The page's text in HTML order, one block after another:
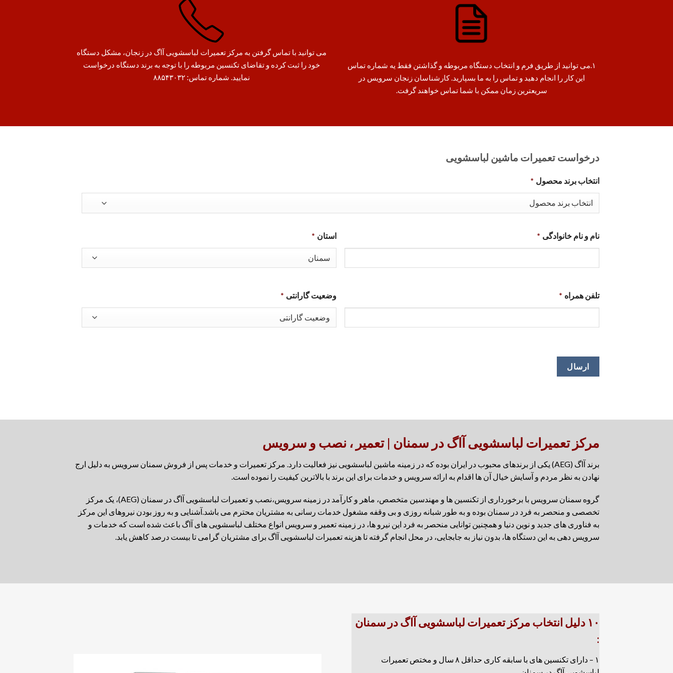
۱.می توانید از طریق فرم و انتخاب دستگاه مربوطه و گذاشتن فقط یه شماره تماس
این کار را انجام دهید و تماس را به ما بسپارید. کارشناسان زنجان سرویس در
سریعترین زمان ممکن با شما تماس خواهند گرفت.
می توانید با تماس گرفتن به مرکز تعمیرات لباسشویی آاگ در زنجان، مشکل دستگاه
خود را ثبت کرده و تقاضای تکنسین مربوطه را با توجه به برند دستگاه درخواست
نمایید. شماره تماس: ۸۸۵۴۳۰۳۲
درخواست تعمیرات ماشین لباسشویی
انتخاب برند محصول *
نام و نام خانوادگی * استان *
تلفن همراه * وضعیت گارانتی *
مرکز تعمیرات لباسشویی آاگ در سمنان | تعمیر ، نصب و سرویس
برند آاگ (AEG) یکی از برندهای محبوب در ایران بوده که در زمینه ماشین لباسشویی نیز فعالیت دارد. مرکز تعمیرات و خدمات پس از فروش سمنان سرویس به دلیل ارج
نهادن به نظر مردم و آسایش خیال آن ها اقدام به ارائه سرویس و خدمات برای این برند با بالاترین کیفیت را نموده است.
گروه سمنان سرویس با برخورداری از تکنسین ها و مهندسین متخصص، ماهر و کارآمد در زمینه سرویس،نصب و تعمیرات لباسشویی آاگ در سمنان (AEG)، یک مرکز
تخصصی و منحصر به فرد در سمنان بوده و به طور شبانه روزی و بی وقفه مشغول خدمات رسانی به مشتریان محترم می باشد.آشنایی و به روز بودن نیروهای این مرکز
به فناوری های جدید و نوین دنیا و همچنین توانایی منحصر به فرد این نیرو ها، در زمینه تعمیر و سرویس انواع مختلف لباسشویی های آاگ باعث شده است که خدمات و
سرویس دهی به این دستگاه ها، بدون نیاز به جابجایی، در محل انجام گرفته تا هزینه تعمیرات لباسشویی آاگ برای مشتریان گرامی تا بیست درصد کاهش یابد.
۱۰ دلیل انتخاب مرکز تعمیرات لباسشویی آاگ در سمنان
:
۱ – دارای تکنسین های با سابقه کاری حداقل ۸ سال و مختص تعمیرات